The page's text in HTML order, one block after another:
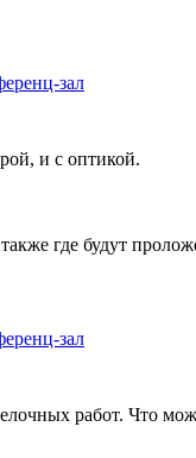
зал
и с оптикой.
где будут
зал
работ. Что